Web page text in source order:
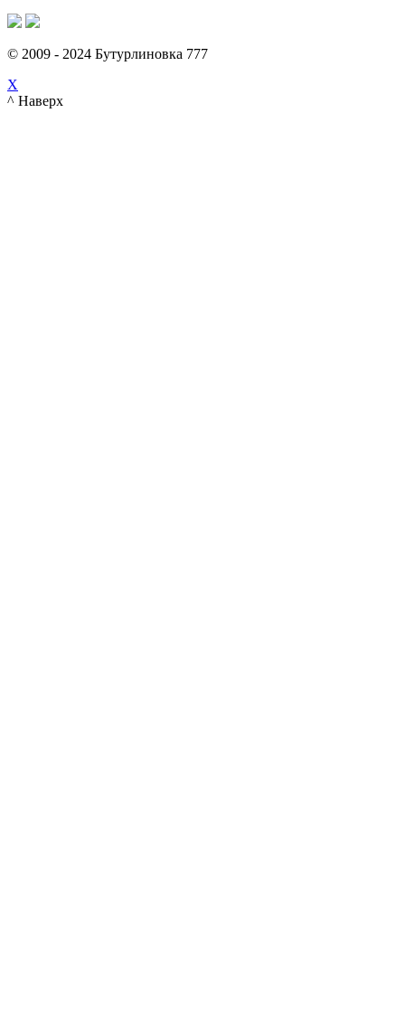
© 2009 - 2024 Бутурлиновка 777
X
^ Наверх